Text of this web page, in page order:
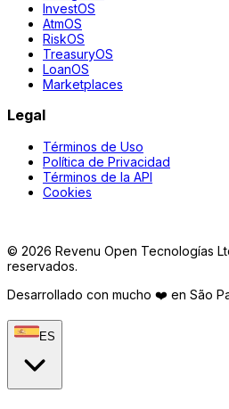
InvestOS
AtmOS
RiskOS
TreasuryOS
LoanOS
Marketplaces
Legal
Términos de Uso
Política de Privacidad
Términos de la API
Cookies
© 2026 Revenu Open Tecnologías
reservados.
Desarrollado con mucho ❤️ en São
ES